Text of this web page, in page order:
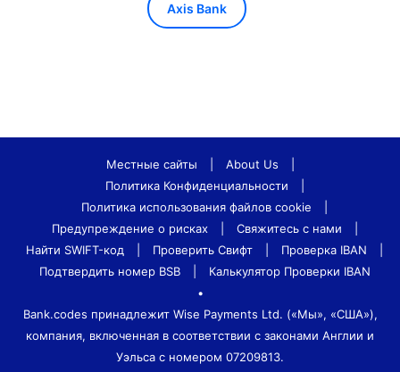
Axis Bank
Местные сайты About Us
Политика Конфиденциальности
Политика использования файлов cookie
Предупреждение о рисках
Свяжитесь с нами
Найти SWIFT-код
Проверить Свифт Проверка IBAN
Подтвердить номер BSB
Калькулятор Проверки IBAN
•
Bank.codes принадлежит Wise Payments Ltd. («Мы», «США»),
компания, включенная в соответствии с законами Англии и
Уэльса с номером 07209813.